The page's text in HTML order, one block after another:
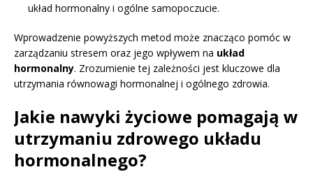
układ hormonalny i ogólne samopoczucie.
Wprowadzenie powyższych metod może znacząco pomóc w
zarządzaniu stresem oraz jego wpływem na układ
hormonalny. Zrozumienie tej zależności jest kluczowe dla
utrzymania równowagi hormonalnej i ogólnego zdrowia.
Jakie nawyki życiowe pomagają w
utrzymaniu zdrowego układu
hormonalnego?